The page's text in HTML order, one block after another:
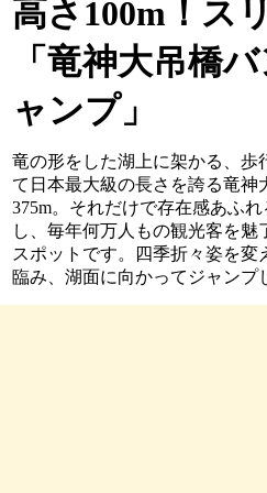
高さ100m！ス
「竜神大吊橋
ャンプ」
竜の形をした湖上に架かる、歩
て日本最大級の長さを誇る竜神
375m。それだけで存在感あふ
し、毎年何万人もの観光客を魅
スポットです。四季折々姿を変
臨み、湖面に向かってジャンプ